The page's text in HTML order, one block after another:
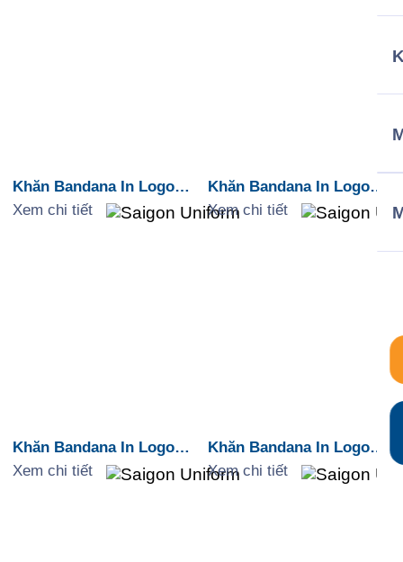
Khăn Bandana In Logo
Du Lịch Nha Trang
Xem chi tiết
Khăn Bandana In Logo
Môi Trường “There Is No
Xem chi tiết
Khăn Bandana In Logo
Môi Trường “Reduce
Xem chi tiết
Khăn Bandana In Logo
Môi Trường “Protect Our
Xem chi tiết